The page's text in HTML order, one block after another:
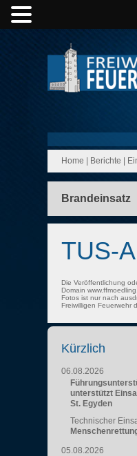
Home Berichte
Brandeinsatz
TUS-
Die Veröffentlichung
Domain
Fotos ist nur nach
Freiwilligen Feuerwehr
Kürzlich
06.08.2026
unterstützt
St. Egyden
Technischer
05.08.2026